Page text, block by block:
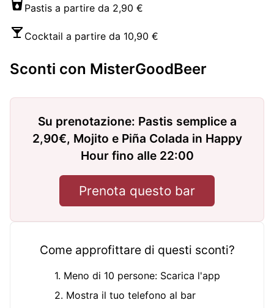
Pastis a partire da 2,90 €
Cocktail a partire da 10,90 €
Sconti con MisterGoodBeer
Su prenotazione: Pastis semplice a
2,90€, Mojito e Piña Colada in Happy
Hour fino alle 22:00
Prenota questo bar
Come approfittare di questi sconti?
1. Meno di 10 persone: Scarica l'app
2. Mostra il tuo telefono al bar